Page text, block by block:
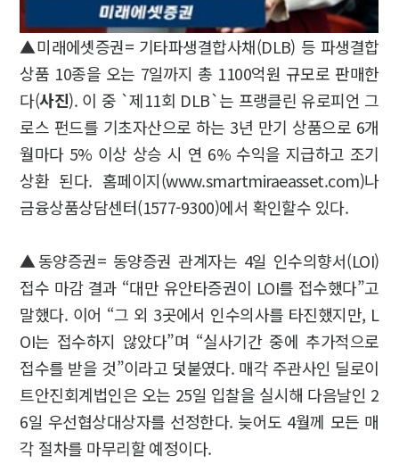
▲미래에셋증권= 기타파생결합사채(DLB) 등 파생결합
상품 10종을 오는 7일까지 총 1100억원 규모로 판매한
다(사진). 이 중 `제11회 DLB`는 프랭클린 유로피언 그
로스 펀드를 기초자산으로 하는 3년 만기 상품으로 6개
월마다 5% 이상 상승 시 연 6% 수익을 지급하고 조기
상환 된다. 홈페이지(www.smartmiraeasset.com)나
금융상품상담센터(1577-9300)에서 확인할수 있다.
▲동양증권= 동양증권 관계자는 4일 인수의향서(LOI)
접수 마감 결과 “대만 유안타증권이 LOI를 접수했다”고
말했다. 이어 “그 외 3곳에서 인수의사를 타진했지만, L
OI는 접수하지 않았다”며 “실사기간 중에 추가적으로
접수를 받을 것”이라고 덧붙였다. 매각 주관사인 딜로이
트안진회계법인은 오는 25일 입찰을 실시해 다음날인 2
6일 우선협상대상자를 선정한다. 늦어도 4월께 모든 매
각 절차를 마무리할 예정이다.